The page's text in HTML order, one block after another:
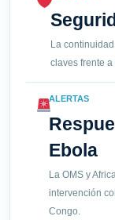
La
claves frente
ALERTAS
Ebola
La OMS y
intervención
Congo.